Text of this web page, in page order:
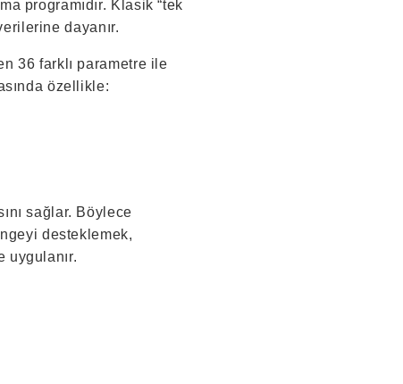
programıdır. Klasik “tek
dayanır.
36 farklı parametre ile
özellikle:
sağlar. Böylece
desteklemek,
uygulanır.